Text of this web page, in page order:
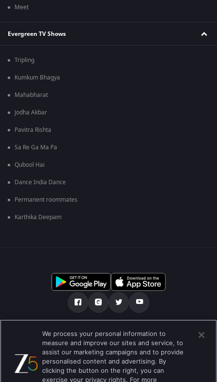
Meet
Evergreen TV Shows
Tripling
Kumkum Bhagya
Mahabharat
Jodha Akbar
Pavitra Rishta
Sa Re Ga Ma Pa
Qubool Hai
Dance India Dance
Permanent roommates
Karthika Deepam
Über uns FAQ Datenschutz-Bestimmungen
Nutzungsbedingungen Preferences
Do not Sell or Share my Personal Information
We process your personal information to
measure and improve our sites and service, to
assist our marketing campaigns and to provide
personalised content and advertising. By
clicking the button on the right, you can
exercise your privacy rights. For more